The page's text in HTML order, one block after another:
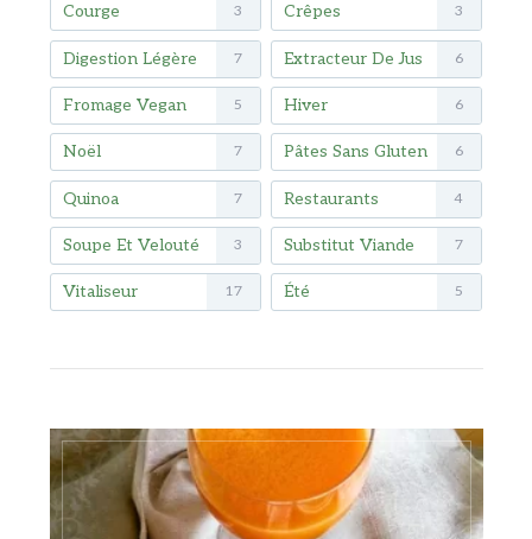
Courge 3 Crêpes 3
Digestion Légère 7 Extracteur De Jus 6
Fromage Vegan 5 Hiver 6
Noël 7 Pâtes Sans Gluten 6
Quinoa 7 Restaurants 4
Soupe Et Velouté 3 Substitut Viande 7
Vitaliseur 17 Été 5